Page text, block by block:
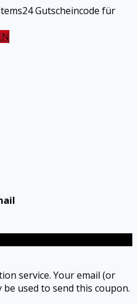
Gutscheincode für
service. Your email (or
used to send this coupon.